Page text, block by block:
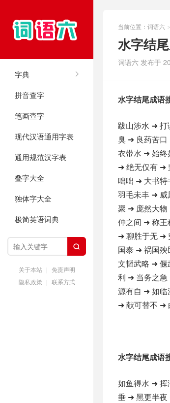
字典
拼音查字
笔画查字
现代汉语通用字表
通用规范汉字表
叠字大全
独体字大全
极简英语词典

关于本站 | 免责声明
隐私政策 | 联系方式
当前位置： 词语六 >
水字结
词语六 发布于
水字结尾成语
跋山涉水 ➜
臭 ➜ 良药苦
衣带水 ➜ 始
➜ 绝无仅有 ➜
咄咄 ➜ 大书
羽毛未丰 ➜
聚 ➜ 庞然大
仲之间 ➜ 称
➜ 聊胜于无 ➜
国泰 ➜ 祸国
文韬武略 ➜
利 ➜ 当务之
源有自 ➜ 如
➜ 献可替不 ➜
水字结尾成语
如鱼得水 ➜
垂 ➜ 黑更半